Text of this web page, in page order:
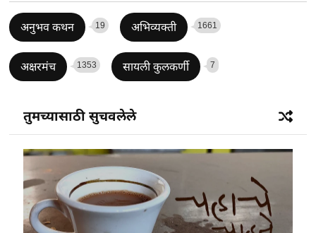
अनुभव कथन 19 अभिव्यक्ती 1661
अक्षरमंच 1353 सायली कुलकर्णी 7
तुमच्यासाठी सुचवलेले